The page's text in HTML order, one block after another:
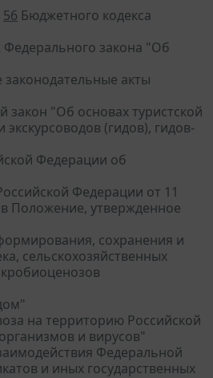
56 Бюджетного кодекса
закона "Об
акты
"Об основах туристской
(гидов), гидов-
Федерации об
Федерации от 11
Положение, утвержденное
сохранения и
сельскохозяйственных
на территорию Российской
и вирусов"
Федеральной
и иных государственных